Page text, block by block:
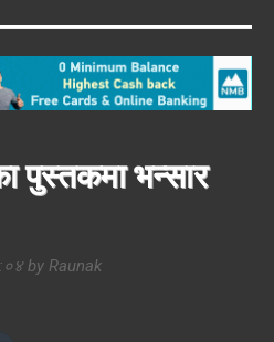
पुस्तकमा भन्सार
by Raunak